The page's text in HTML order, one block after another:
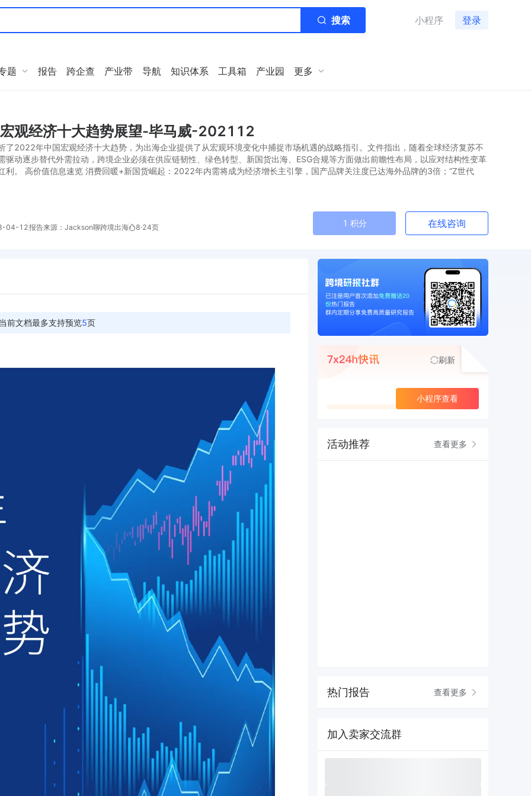
搜索 小程序 登录
题 报告 跨企查 产业带 导航 知识体系 工具箱 产业园 更多
观经济十大趋势展望-毕马威-202112
了2022年中国宏观经济十大趋势，为出海企业提供了从宏观环境变化中捕捉市场机遇的战略指引。文件指出，随着全球经济复苏不
驱动逐步替代外需拉动，跨境企业必须在供应链韧性、绿色转型、新国货出海、ESG合规等方面做出前瞻性布局，以应对结构性变革
利。 高价值信息速览 消费回暖+新国货崛起：2022年内需将成为经济增长主引擎，国产品牌关注度已达海外品牌的3倍；“Z世代
04-12报告来源：Jackson聊跨境出海 8·24页 在线咨询
1 积分
前文档最多支持预览5页
刷新
小程序查看
活动推荐 查看更多
热门报告 查看更多
加入卖家交流群